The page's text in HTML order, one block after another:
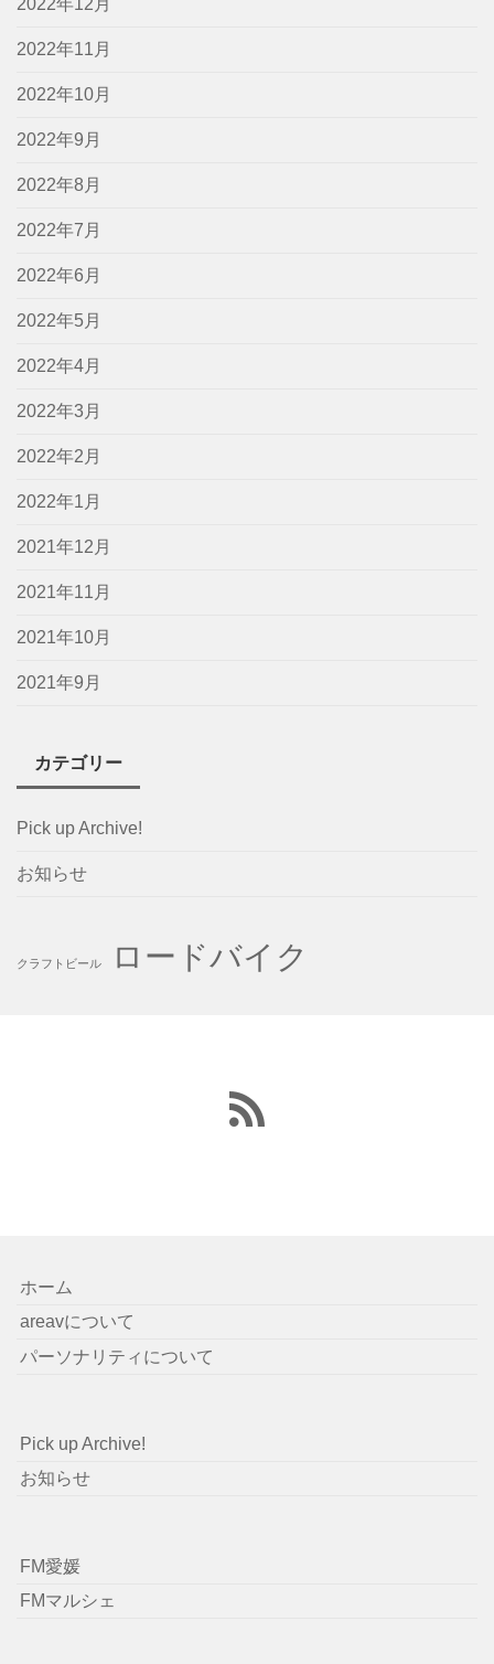
2022年11月
2022年10月
2022年9月
2022年8月
2022年7月
2022年6月
2022年5月
2022年4月
2022年3月
2022年2月
2022年1月
2021年12月
2021年11月
2021年10月
2021年9月
カテゴリー
Pick up Archive!
お知らせ
クラフトビール ロードバイク
ホーム
areavについて
パーソナリティについて
Pick up Archive!
お知らせ
FM愛媛
FMマルシェ